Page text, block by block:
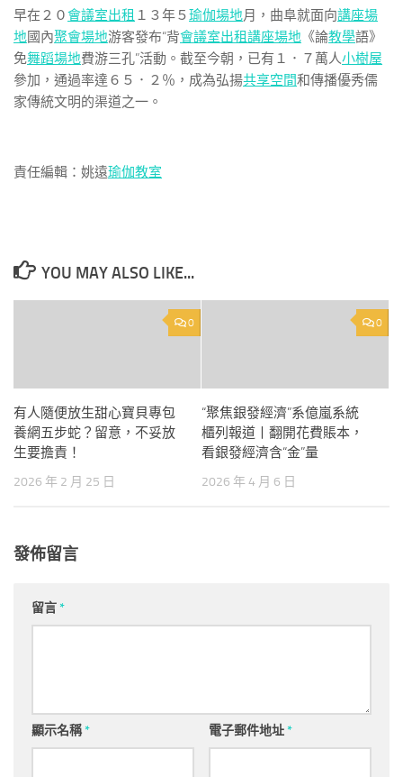
早在２０會議室出租 １３年５瑜伽場地月，曲阜就面向講座場
地國內聚會場地游客發布“背會議室出租講座場地 《論教學語》
免舞蹈場地費游三孔”活動。截至今朝，已有１．７萬人小樹屋
參加，通過率達６５．２％，成為弘揚共享空間和傳播優秀儒
家傳統文明的渠道之一。
責任編輯：姚遠瑜伽教室
YOU MAY ALSO LIKE...
0
有人隨便放生甜心寶貝專包
養網五步蛇？留意，不妥放
生要擔責！
2026 年 2 月 25 日
0
“聚焦銀發經濟”系億嵐系統
櫃列報道丨翻開花費賬本，
看銀發經濟含“金”量
2026 年 4 月 6 日
發佈留言
留言*
顯示名稱* 電子郵件地址*